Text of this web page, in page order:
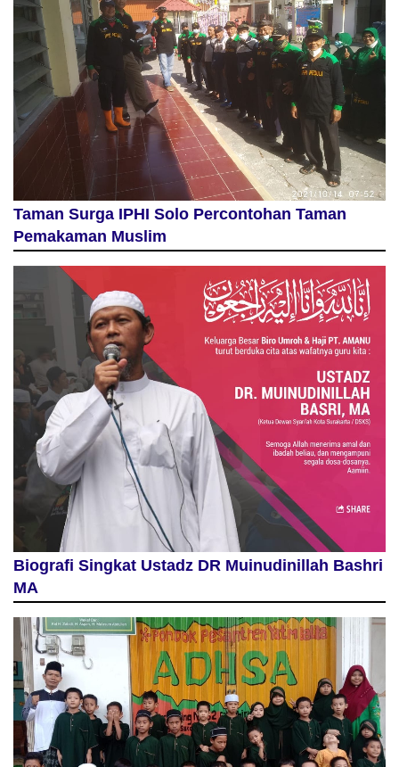
Taman Surga IPHI Solo Percontohan Taman
Pemakaman Muslim
Biografi Singkat Ustadz DR Muinudinillah Bashri
MA